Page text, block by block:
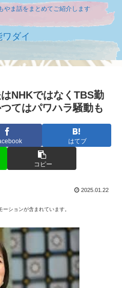
やま話をまとめてご紹介します
ダイ
NHKではなくTBS勤
てはパワハラ騒動も
はてブ
コピー
2025.01.22
ションが含まれています。